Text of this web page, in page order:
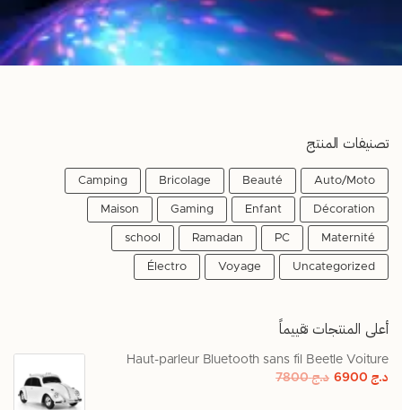
تصنيفات المنتج
Auto/Moto
Beauté
Bricolage
Camping
Décoration
Enfant
Gaming
Maison
Maternité
PC
Ramadan
school
Uncategorized
Voyage
Électro
أعلى المنتجات تقييماً
Haut-parleur Bluetooth sans fil Beetle Voiture
د.ج
د.ج7800